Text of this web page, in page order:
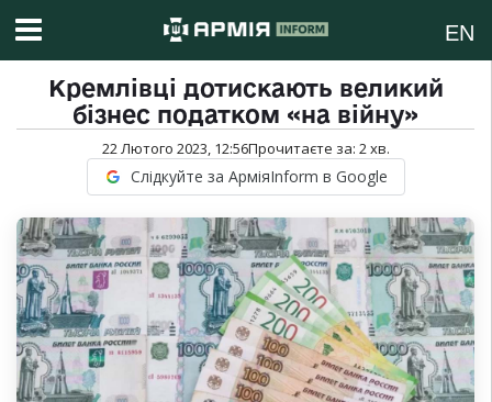
EN
Кремлівці дотискають великий
бізнес податком «на війну»
22 Лютого 2023, 12:56Прочитаєте за: 2хв.
Слідкуйте за АрміяInform в Google